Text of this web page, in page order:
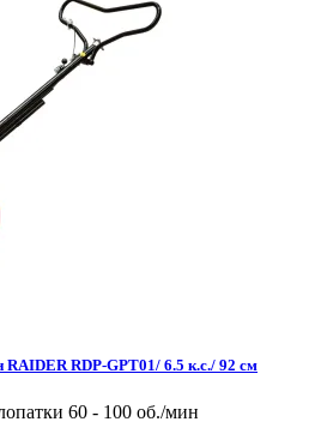
RAIDER RDP-GPT01/ 6.5 к.с./ 92 см
60 - 100 об./мин